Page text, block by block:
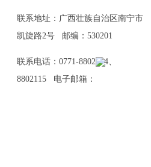
联系地址：广西壮族自治区南宁市
凯旋路2号 邮编：530201
联系电话：0771-8802114、
8802115 电子邮箱：